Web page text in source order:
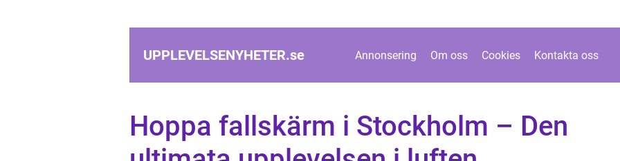
UPPLEVELSENYHETER.se Annonsering Om oss Cookies Kontakta oss
Hoppa fallskärm i Stockholm – Den